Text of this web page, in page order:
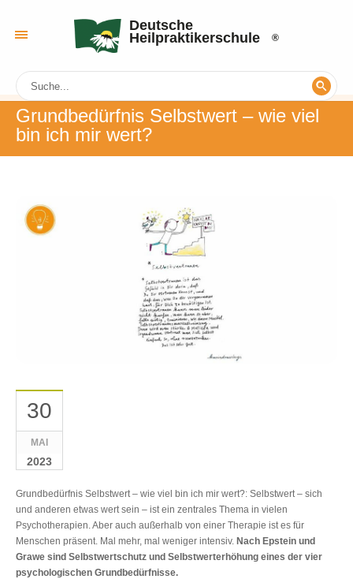
Deutsche
Heilpraktikerschule
Grundbedürfnis Selbstwert – wie viel
bin ich mir wert?
30
MAI
2023
Grundbedürfnis Selbstwert – wie viel bin ich mir wert?: Selbstwert – sich
und anderen etwas wert sein – ist ein zentrales Thema in vielen
Psychotherapien. Aber auch außerhalb von einer Therapie ist es für
Menschen präsent. Mal mehr, mal weniger intensiv. Nach Epstein und
Grawe sind Selbstwertschutz und Selbstwerterhöhung eines der vier
psychologischen Grundbedürfnisse.